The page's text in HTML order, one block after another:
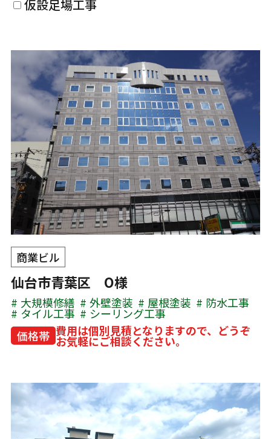
仮設足場工事
商業ビル
仙台市青葉区 O様
大規模修繕 外壁塗装 屋根塗装 防水工事
タイル工事
シーリング工事
価格帯 費用は個別見積となりますので、どうぞ
お気軽にご相談ください。